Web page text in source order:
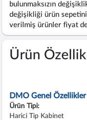
bulunmaksızın
değişikliği ürün
verilmiş ürünler fiyat
Ürün
DMO Genel Özellikler
Ürün Tipi:
Harici Tip Kabinet